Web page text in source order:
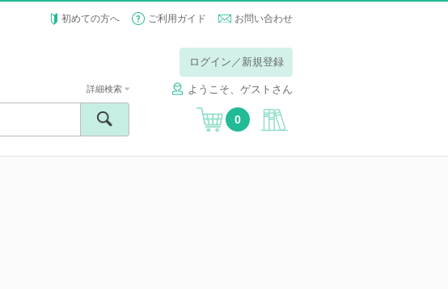
初めての方へ ご利用ガイド お問い合わせ
ログイン／新規登録
ようこそ、ゲストさん
詳細検索
0